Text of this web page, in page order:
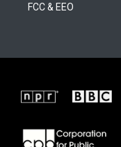
FCC & EEO